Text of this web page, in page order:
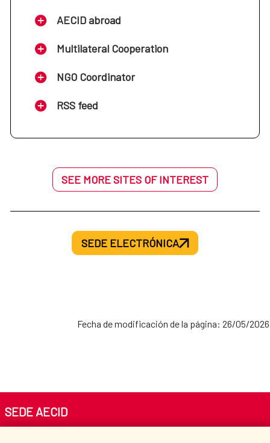
AECID abroad
Multilateral Cooperation
NGO Coordinator
RSS feed
SEE MORE SITES OF INTEREST
SEDE ELECTRÓNICA
Fecha de modificación de la página: 26/05/2026
SEDE AECID